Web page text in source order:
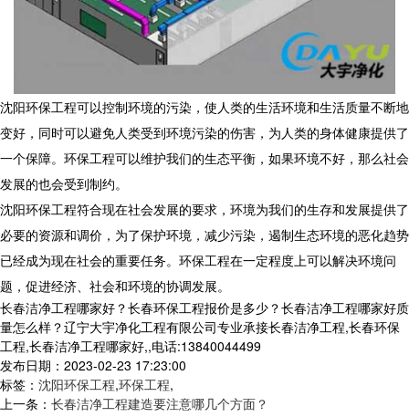
沈阳环保工程可以控制环境的污染，使人类的生活环境和生活质量不断地
变好，同时可以避免人类受到环境污染的伤害，为人类的身体健康提供了
一个保障。环保工程可以维护我们的生态平衡，如果环境不好，那么社会
发展的也会受到制约。
沈阳环保工程符合现在社会发展的要求，环境为我们的生存和发展提供了
必要的资源和调价，为了保护环境，减少污染，遏制生态环境的恶化趋势
已经成为现在社会的重要任务。环保工程在一定程度上可以解决环境问
题，促进经济、社会和环境的协调发展。
长春洁净工程哪家好？长春环保工程报价是多少？长春洁净工程哪家好质
量怎么样？辽宁大宇净化工程有限公司专业承接长春洁净工程,长春环保
工程,长春洁净工程哪家好,,电话:13840044499
发布日期：2023-02-23 17:23:00
标签： 沈阳环保工程,环保工程,
上一条： 长春洁净工程建造要注意哪几个方面？